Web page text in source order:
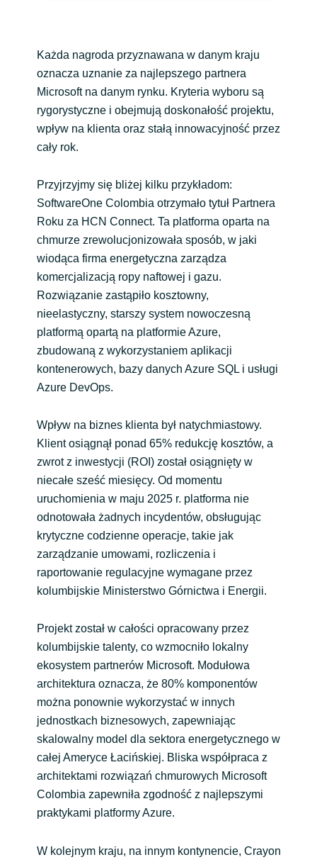
Każda nagroda przyznawana w danym kraju
oznacza uznanie za najlepszego partnera
Microsoft na danym rynku. Kryteria wyboru są
rygorystyczne i obejmują doskonałość projektu,
wpływ na klienta oraz stałą innowacyjność przez
cały rok.
Przyjrzyjmy się bliżej kilku przykładom:
SoftwareOne Colombia otrzymało tytuł Partnera
Roku za HCN Connect. Ta platforma oparta na
chmurze zrewolucjonizowała sposób, w jaki
wiodąca firma energetyczna zarządza
komercjalizacją ropy naftowej i gazu.
Rozwiązanie zastąpiło kosztowny,
nieelastyczny, starszy system nowoczesną
platformą opartą na platformie Azure,
zbudowaną z wykorzystaniem aplikacji
kontenerowych, bazy danych Azure SQL i usługi
Azure DevOps.
Wpływ na biznes klienta był natychmiastowy.
Klient osiągnął ponad 65% redukcję kosztów, a
zwrot z inwestycji (ROI) został osiągnięty w
niecałe sześć miesięcy. Od momentu
uruchomienia w maju 2025 r. platforma nie
odnotowała żadnych incydentów, obsługując
krytyczne codzienne operacje, takie jak
zarządzanie umowami, rozliczenia i
raportowanie regulacyjne wymagane przez
kolumbijskie Ministerstwo Górnictwa i Energii.
Projekt został w całości opracowany przez
kolumbijskie talenty, co wzmocniło lokalny
ekosystem partnerów Microsoft. Modułowa
architektura oznacza, że ​​80% komponentów
można ponownie wykorzystać w innych
jednostkach biznesowych, zapewniając
skalowalny model dla sektora energetycznego w
całej Ameryce Łacińskiej. Bliska współpraca z
architektami rozwiązań chmurowych Microsoft
Colombia zapewniła zgodność z najlepszymi
praktykami platformy Azure.
W kolejnym kraju, na innym kontynencie, Crayon